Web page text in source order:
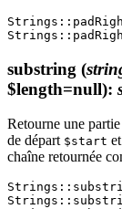
substring (
$length=null):
Retourne une
de départ $start
chaîne retournée